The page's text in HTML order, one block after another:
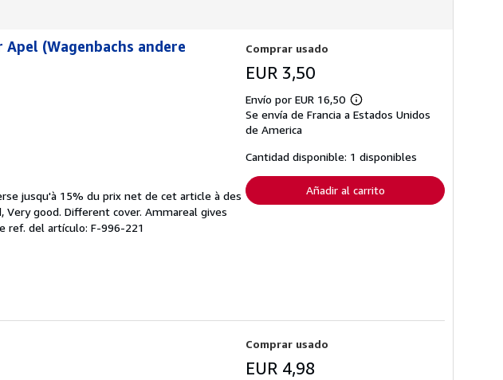
(Wagenbachs andere
jusqu'à 15% du prix net de cet article à des
Very good. Different cover. Ammareal gives
ref. del artículo: F-996-221
Comprar usado
EUR 3,50
Envío por EUR 16,50
Más
información
tarifas
de
envío
Se envía de Francia a Estados Unidos
de America
Cantidad disponible: 1 disponibles
Añadir al carrito
Comprar usado
EUR 4,98